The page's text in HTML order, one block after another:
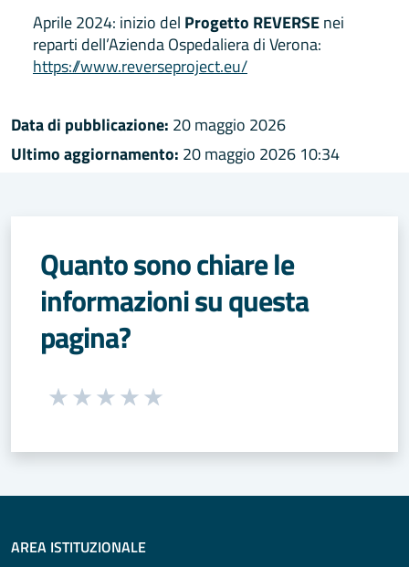
Aprile 2024: inizio del Progetto REVERSEnei
reparti dell’Azienda Ospedaliera di Verona:
https://www.reverseproject.eu/
Data di pubblicazione: 20 maggio 2026
Ultimo aggiornamento: 20 maggio 2026 10:34
Quanto sono chiare le
informazioni su questa
pagina?
Seleziona una valutazione da 1 a 5 stelle
AREA ISTITUZIONALE